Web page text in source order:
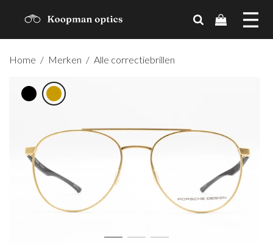
MERKEN
TRENDS
OVER ONS
CONTACT
ACCOUNT
Home / Merken / Alle correctiebrillen